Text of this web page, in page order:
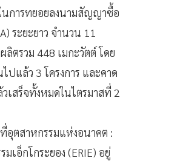
นการทยอยลงนามสัญญาซื้อ
ระยะยาว จำนวน 11
ลิตรวม 448 เมกะวัตต์ โดย
ปแล้ว 3 โครงการ และคาด
เสร็จทั้งหมดในไตรมาสที่ 2
ตสาหกรรมแห่งอนาคต :
เอ็กโกระยอง (ERIE) อยู่